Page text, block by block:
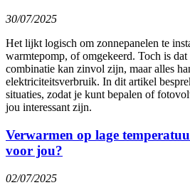
30/07/2025
Het lijkt logisch om zonnepanelen te
warmtepomp, of omgekeerd. Toch is
combinatie kan zinvol zijn, maar alles
elektriciteitsverbruik. In dit artikel
situaties, zodat je kunt bepalen of
jou interessant zijn.
Verwarmen op lage
voor jou?
02/07/2025